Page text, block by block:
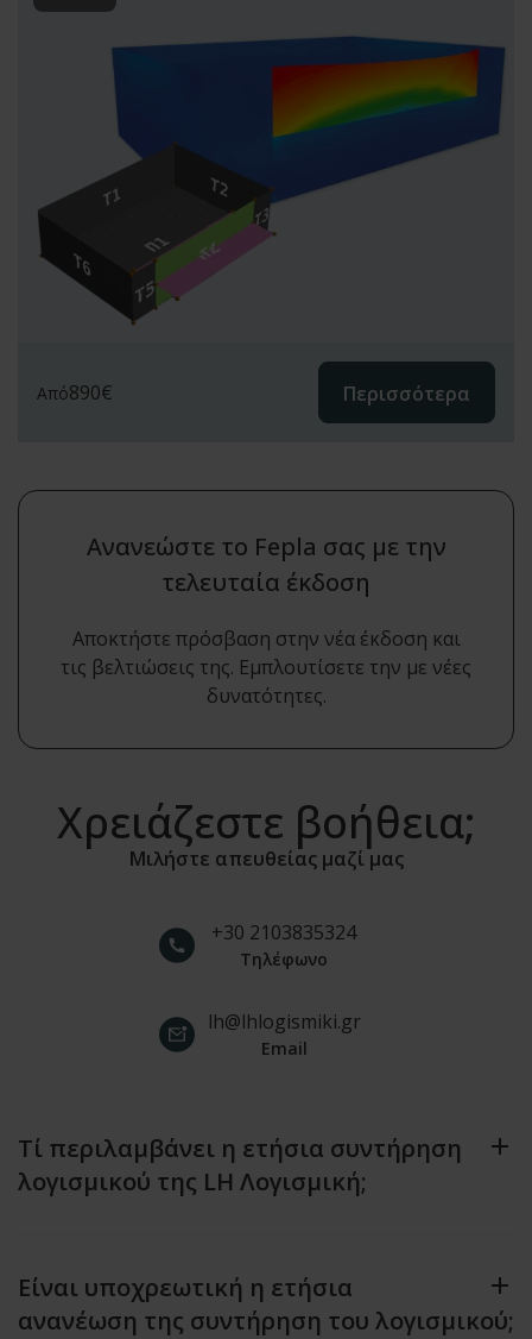
Από890€ Περισσότερα
Ανανεώστε το Fepla σας με την
τελευταία έκδοση
Αποκτήστε πρόσβαση στην νέα έκδοση και
τις βελτιώσεις της. Εμπλουτίσετε την με νέες
δυνατότητες.
Χρειάζεστε βοήθεια;
Μιλήστε απευθείας μαζί μας
+30 2103835324
Τηλέφωνο
lh@lhlogismiki.gr
Email
Τί περιλαμβάνει η ετήσια συντήρηση
λογισμικού της LH Λογισμική;
Είναι υποχρεωτική η ετήσια
ανανέωση της συντήρηση του λογισμικού;